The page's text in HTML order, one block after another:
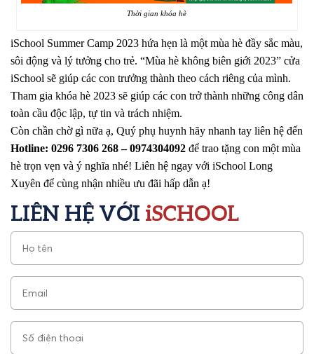
Thời gian khóa hè
iSchool Summer Camp 2023 hứa hẹn là một mùa hè đầy sắc màu,
sôi động và lý tưởng cho trẻ. “Mùa hè không biên giới 2023” cửa
iSchool sẽ giúp các con trưởng thành theo cách riêng của mình.
Tham gia khóa hè 2023 sẽ giúp các con trở thành những công dân
toàn cầu độc lập, tự tin và trách nhiệm.
Còn chần chờ gì nữa ạ, Quý phụ huynh hãy nhanh tay liên hệ đến
Hotline: 0296 7306 268 – 0974304092 để trao tặng con một mùa
hè trọn vẹn và ý nghĩa nhé! Liên hệ ngay với iSchool Long
Xuyên để cùng nhận nhiều ưu đãi hấp dẫn ạ!
LIÊN HỆ VỚI iSCHOOL